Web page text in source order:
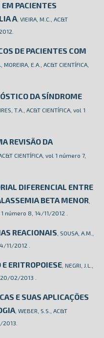
PACIENTES
A , VIEIRA, M.C., AC&T
DE PACIENTES COM
, MOREIRA, E.A., AC&T CIENTÍFICA,
DA SÍNDROME
T.A., AC&T CIENTÍFICA, vol 1
REVISÃO DA
CIENTÍFICA, vol 1 número 7,
DIFERENCIAL ENTRE
BETA MENOR
1 número 8, 14/11/2012 .
REACIONAIS , SOUSA, A.M.,
11/2012 .
ERITROPOIESE , NEGRI, J.L.,
20/02/2013 .
E SUAS APLICAÇÕES
, WEBER, S.S., AC&T
2013.